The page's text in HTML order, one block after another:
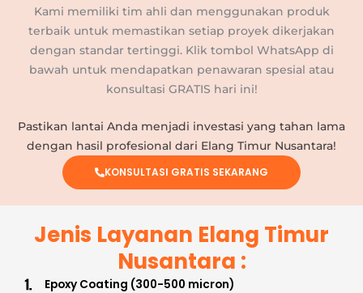
Kami memiliki tim ahli dan menggunakan produk
terbaik untuk memastikan setiap proyek dikerjakan
dengan standar tertinggi. Klik tombol WhatsApp di
bawah untuk mendapatkan penawaran spesial atau
konsultasi GRATIS hari ini!
Pastikan lantai Anda menjadi investasi yang tahan lama
dengan hasil profesional dari Elang Timur Nusantara!
KONSULTASI GRATIS SEKARANG
Jenis Layanan Elang Timur
Nusantara :
Epoxy Coating (300-500 micron)